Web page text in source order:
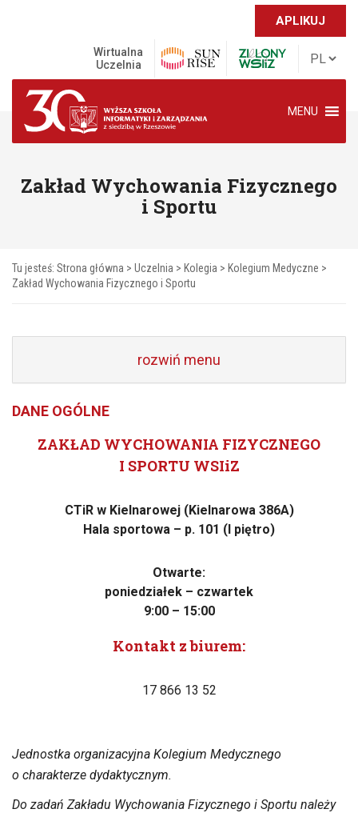
APLIKUJ
Wirtualna
Uczelnia
MENU
Zakład Wychowania Fizycznego
i Sportu
Tu jesteś: Strona główna > Uczelnia > Kolegia > Kolegium Medyczne >
Zakład Wychowania Fizycznego i Sportu
rozwiń menu
DANE OGÓLNE
ZAKŁAD WYCHOWANIA FIZYCZNEGO
I SPORTU WSIiZ
CTiR w Kielnarowej (Kielnarowa 386A)
Hala sportowa – p. 101 (I piętro)
Otwarte:
poniedziałek – czwartek
9:00 – 15:00
Kontakt z biurem:
17 866 13 52
Jednostka organizacyjna Kolegium Medycznego
o charakterze dydaktycznym.
Do zadań Zakładu Wychowania Fizycznego i Sportu należy